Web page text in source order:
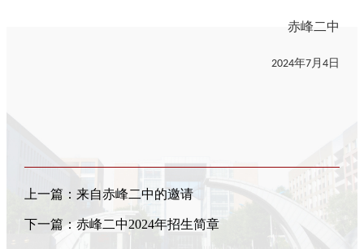
赤峰二中
2024年7 月4 日
上一篇： 来自赤峰二中的邀请
下一篇：赤峰二中2024年招生简章